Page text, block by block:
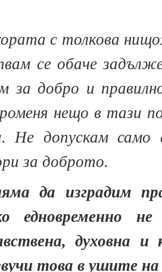
с толкова
се обаче
за добро и
нещо в тази
Не допускам само
за доброто.
да изградим
едновременно
духовна
това в ушите